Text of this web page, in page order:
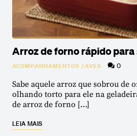
Arroz de forno rápido para
ACOMPANHAMENTOS /AVES 0
Sabe aquele arroz que sobrou de
olhando torto para ele na
de arroz de forno […]
LEIA MAIS